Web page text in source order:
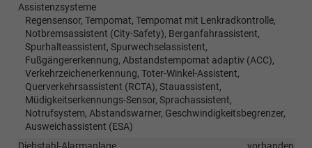
Assistenzsysteme
Regensensor, Tempomat, Tempomat mit Lenkradkontrolle,
Notbremsassistent (City-Safety), Berganfahrassistent,
Spurhalteassistent, Spurwechselassistent,
Fußgängererkennung, Abstandstempomat adaptiv (ACC),
Verkehrzeichenerkennung, Toter-Winkel-Assistent,
Querverkehrsassistent (RCTA), Stauassistent,
Müdigkeitserkennungs-Sensor, Sprachassistent,
Notrufsystem, Abstandswarner, Geschwindigkeitsbegrenzer,
Ausweichassistent (ESA)
Diebstahl-Alarmanlage
vorhanden